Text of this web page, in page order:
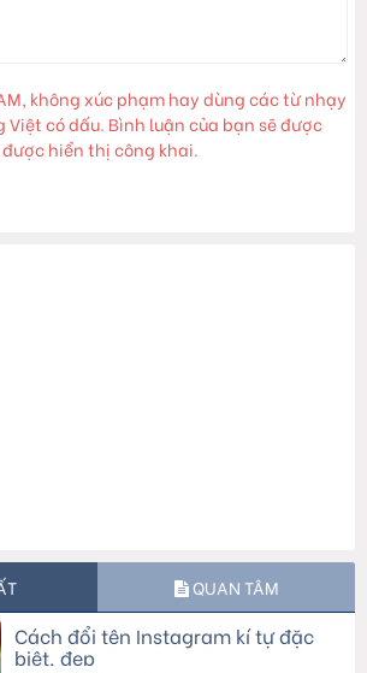
không xúc phạm hay dùng các từ nhạy
Việt có dấu. Bình luận của bạn sẽ được
hiển thị công khai.
QUAN TÂM
Cách đổi tên Instagram kí tự đặc
biệt, đẹp